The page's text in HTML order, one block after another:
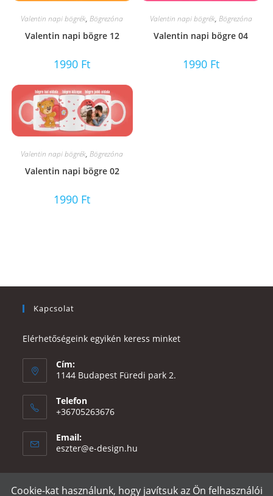
Valentin napi bögrék,Bögrezóna
Valentin napi bögre 12
1990 Ft
Valentin napi bögrék, Bögrezóna
Valentin napi bögre 04
1990 Ft
Valentin napi bögrék,Bögrezóna
Valentin napi bögre 02
1990 Ft
Kapcsolat
Elérhetőségeink egyikén keress minket
Cím:
1144 Budapest Füredi park 2.
Telefon
+36705263676
Email:
eszter@e-design.hu
Cookie-kat használunk, hogy javítsuk az Ön felhasználói